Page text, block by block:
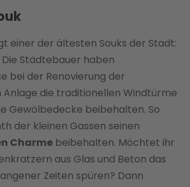
einer der ältesten Souks der Stadt:
Die Städtebauer haben
bei der Renovierung der
die traditionellen Windtürme
Gewölbedecke beibehalten. So
der kleinen Gassen seinen
Charme beibehalten. Möchtet ihr
aus Glas und Beton das
Zeiten spüren? Dann